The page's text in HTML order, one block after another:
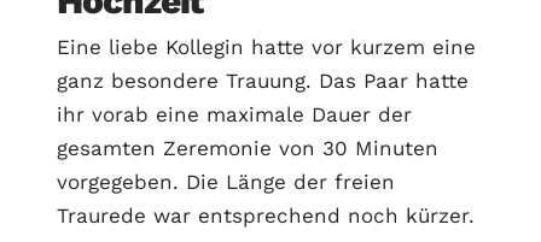
Eine liebe Kollegin hatte vor kurzem eine
ganz besondere Trauung. Das Paar hatte
ihr vorab eine maximale Dauer der
gesamten Zeremonie von 30 Minuten
vorgegeben. Die Länge der freien
Traurede war entsprechend noch kürzer.